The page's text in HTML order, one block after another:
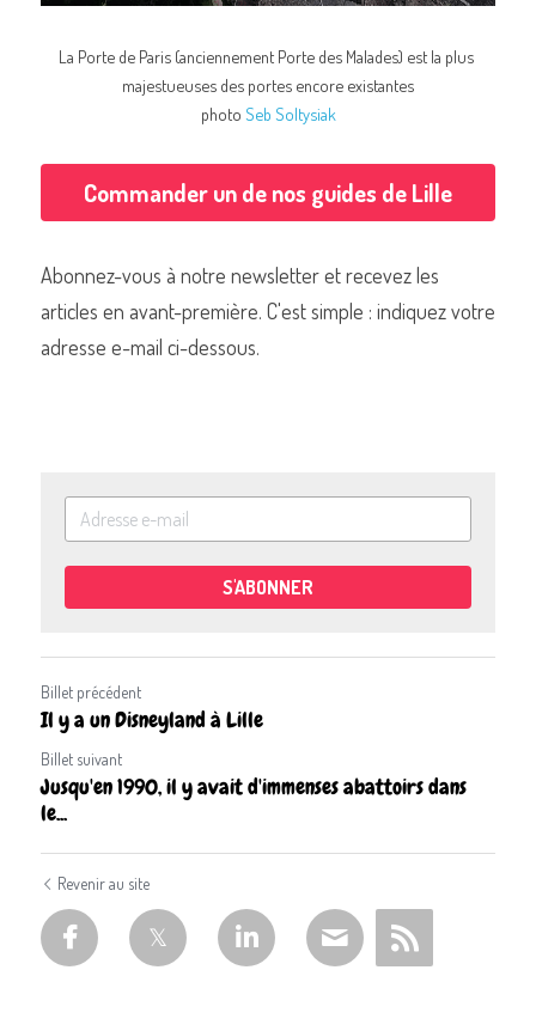
La Porte de Paris (anciennement Porte des Malades) est la plus
majestueuses des portes encore existantes
photo Seb Soltysiak
Commander un de nos guides de Lille
Abonnez-vous à notre newsletter et recevez les
articles en avant-première. C'est simple : indiquez votre
adresse e-mail ci-dessous.
S'ABONNER
Billet précédent
Il y a un Disneyland à Lille
Billet suivant
Jusqu'en 1990, il y avait d'immenses abattoirs dans
le...
Revenir au site